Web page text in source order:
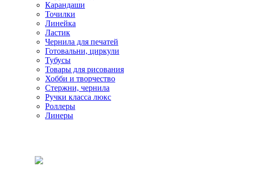
Карандаши
Точилки
Линейка
Ластик
Чернила для печатей
Готовальни, циркули
Тубусы
Товары для рисования
Хобби и творчество
Стержни, чернила
Ручки класса люкс
Роллеры
Линеры